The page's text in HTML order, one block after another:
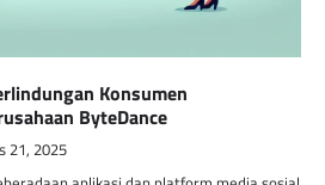
Konsumen
ByteDance
21, 2025